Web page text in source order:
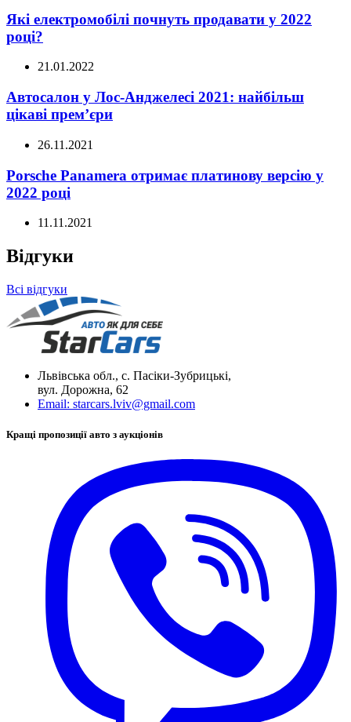
Які електромобілі почнуть продавати у 2022
році?
21.01.2022
Автосалон у Лос-Анджелесі 2021: найбільш
цікаві прем’єри
26.11.2021
Porsche Panamera отримає платинову версію у
2022 році
11.11.2021
Відгуки
Всі відгуки
Львівська обл., с. Пасіки-Зубрицькі,
вул. Дорожна, 62
Email: starcars.lviv@gmail.com
Кращі пропозиції авто з аукціонів